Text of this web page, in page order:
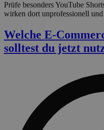
Prüfe besonders YouTube
wirken dort unprofessionell
Welche E-
solltest du jetzt